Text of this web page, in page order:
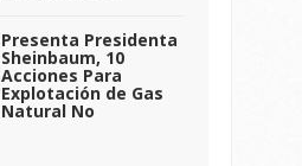
Presenta Presidenta
Sheinbaum, 10
Acciones Para
Explotación de Gas
Natural No